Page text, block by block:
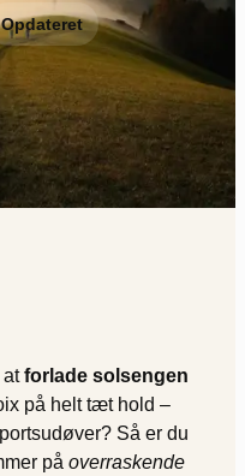
Opdateret
atforlade solsengen
på helt tæt hold –
Så er du
på overraskende